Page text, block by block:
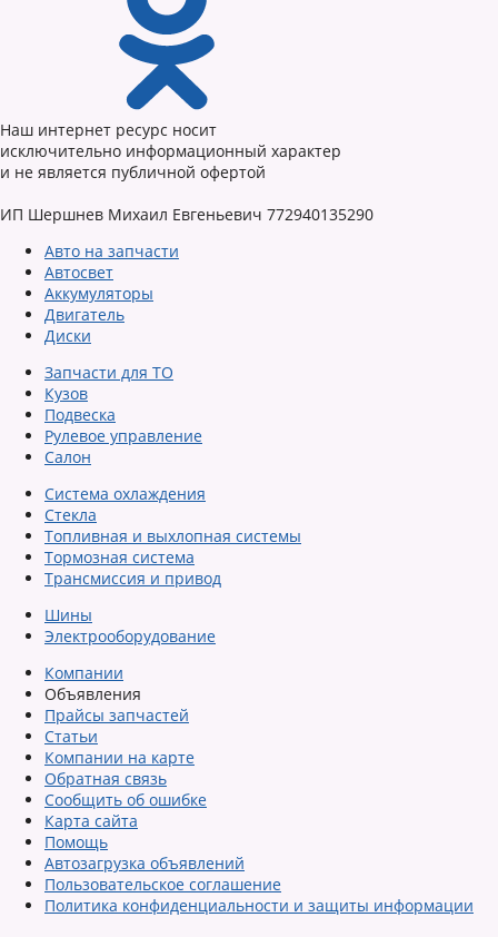
Наш интернет ресурс носит
исключительно информационный характер
и не является публичной офертой
ИП Шершнев Михаил Евгеньевич 772940135290
Авто на запчасти
Автосвет
Аккумуляторы
Двигатель
Диски
Запчасти для ТО
Кузов
Подвеска
Рулевое управление
Салон
Система охлаждения
Стекла
Топливная и выхлопная системы
Тормозная система
Трансмиссия и привод
Шины
Электрооборудование
Компании
Объявления
Прайсы запчастей
Статьи
Компании на карте
Обратная связь
Сообщить об ошибке
Карта сайта
Помощь
Автозагрузка объявлений
Пользовательское соглашение
Политика конфиденциальности и защиты информации